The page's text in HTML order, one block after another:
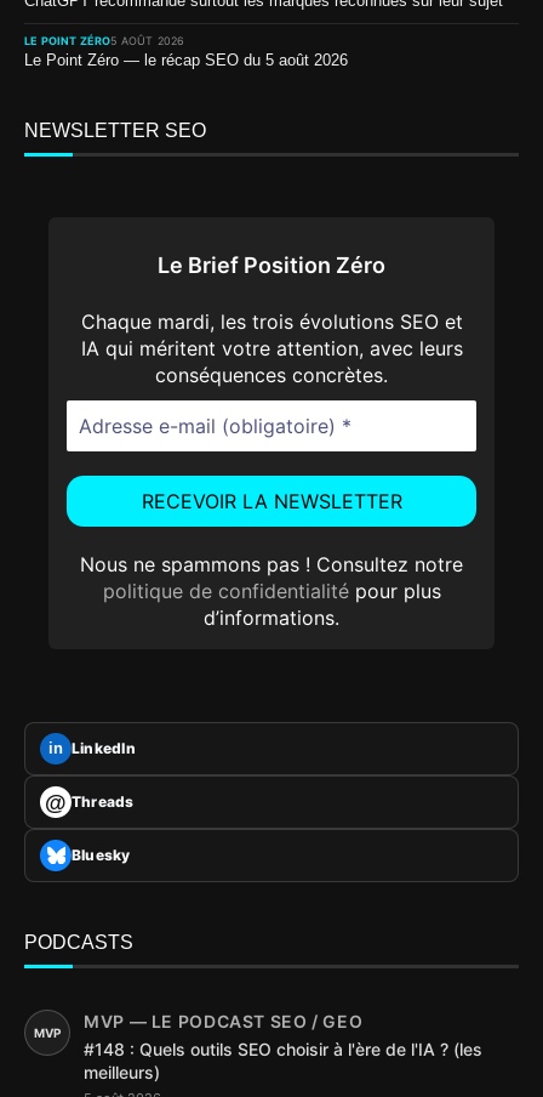
LE POINT ZÉRO5 AOÛT 2026
Le Point Zéro — le récap SEO du 5 août 2026
NEWSLETTER SEO
Le Brief Position Zéro
Chaque mardi, les trois évolutions SEO et
IA qui méritent votre attention, avec leurs
conséquences concrètes.
Nous ne spammons pas ! Consultez notre
politique de confidentialitépour plus
d’informations.
in LinkedIn
@ Threads
Bluesky
PODCASTS
MVP
MVP — LE PODCAST SEO / GEO
#148 : Quels outils SEO choisir à l'ère de l'IA ? (les
meilleurs)